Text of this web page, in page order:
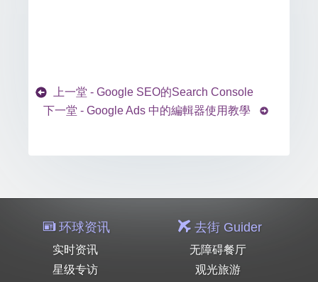
上一堂 - Google SEO的Search Console
下一堂 - Google Ads 中的編輯器使用教學
环球资讯
实时资讯
星级专访
去街 Guider
无障碍餐厅
观光旅游